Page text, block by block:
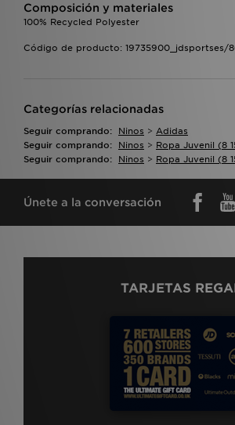
Composición y materiales
100% Recycled Polyester
Código de producto: 19735900_jdsportses/
Categorías relacionadas
Seguir comprando: Ninos > Adidas
Seguir comprando:
Ninos > Ropa Juvenil (8
Seguir comprando:
Ninos > Ropa Juvenil (8
Únete a la conversación
TARJETAS